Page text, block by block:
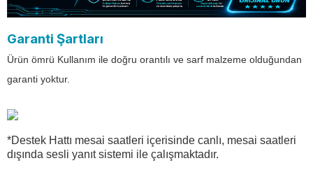
Garanti Şartları
Ürün ömrü Kullanım ile doğru orantılı ve sarf malzeme olduğundan
garanti yoktur.
Bu ürünün fiyat bilgisi, resim, ürün açıklamalarında ve diğer
konularda yetersiz gördüğünü
*Destek Hattı mesai saatleri içerisinde canlı, mesai saatleri
dışında sesli yanıt sistemi ile çalışmaktadır.